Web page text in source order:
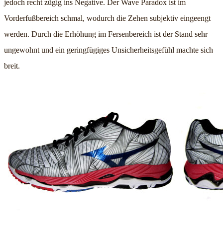
jedoch recht zügig ins Negative. Der Wave Paradox ist im
Vorderfußbereich schmal, wodurch die Zehen subjektiv eingeengt
werden. Durch die Erhöhung im Fersenbereich ist der Stand sehr
ungewohnt und ein geringfügiges Unsicherheitsgefühl machte sich
breit.